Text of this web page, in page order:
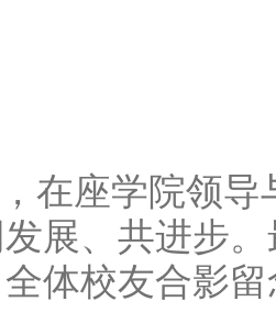
在座学院领
展、共进步
体校友合影